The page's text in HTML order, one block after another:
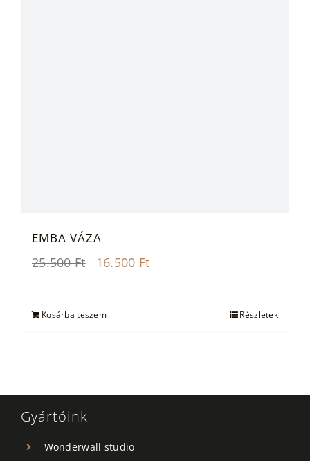
EMBA VÁZA
25.500Ft
Original
25.500 Ft.
16.500 Ft
Kosárba teszem Részletek
Gyártóink
Wonderwall studio